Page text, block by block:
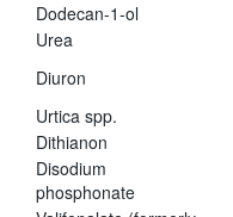
Dodecan-1-ol
Urea
Diuron
Urtica spp.
Dithianon
Disodium
phosphonate